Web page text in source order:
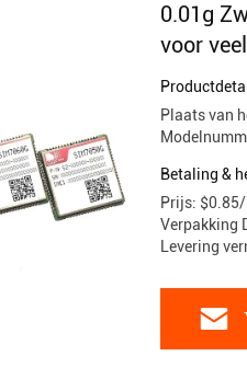
0.01g
voor
Plaats van
Betaling &
Prijs:
Verpakking
Levering